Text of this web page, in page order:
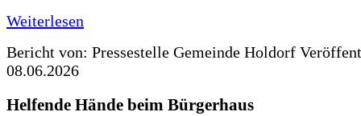
Weiterlesen
Bericht von: Pressestelle Gemeinde Holdorf
08.06.2026
Helfende Hände beim Bürgerhaus